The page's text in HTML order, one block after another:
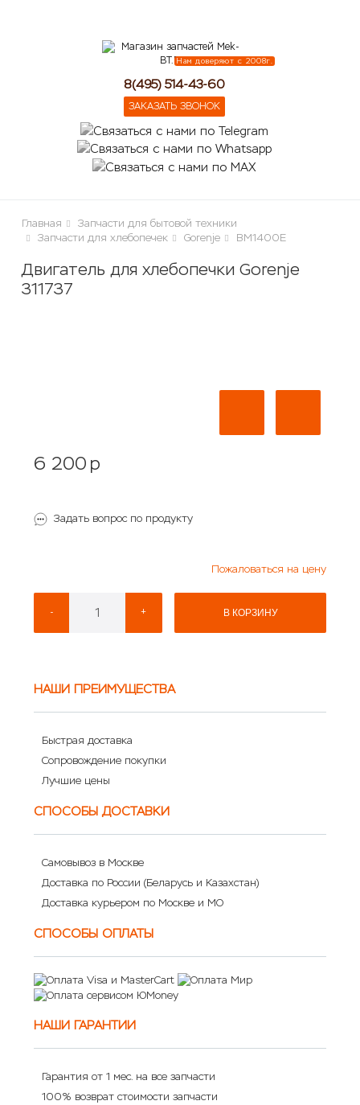
Нам доверяют с 2008г.
8(495) 514-43-60
ЗАКАЗАТЬ ЗВОНОК
Главная
Запчасти для бытовой техники
Запчасти для хлебопечек
Gorenje BM1400E
Двигатель для хлебопечки Gorenje
311737
6 200 p
Задать вопрос по продукту
Пожаловаться на цену
- + В КОРЗИНУ
НАШИ ПРЕИМУЩЕСТВА
Быстрая доставка
Сопровождение покупки
Лучшие цены
СПОСОБЫ ДОСТАВКИ
Самовывоз в Москве
Доставка по России (Беларусь и Казахстан)
Доставка курьером по Москве и МО
СПОСОБЫ ОПЛАТЫ
НАШИ ГАРАНТИИ
Гарантия от 1 мес. на все запчасти
100% возврат стоимости запчасти